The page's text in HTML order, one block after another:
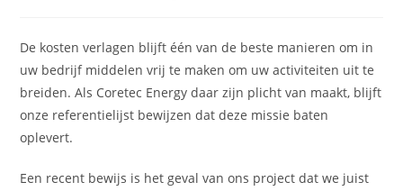
De kosten verlagen blijft één van de beste manieren om in
uw bedrijf middelen vrij te maken om uw activiteiten uit te
breiden. Als Coretec Energy daar zijn plicht van maakt, blijft
onze referentielijst bewijzen dat deze missie baten
oplevert.
Een recent bewijs is het geval van ons project dat we juist